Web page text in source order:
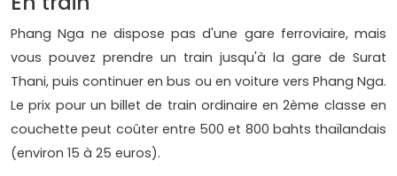
Phang Nga ne dispose pas d'une gare ferroviaire, mais
vous pouvez prendre un train jusqu'à la gare de Surat
Thani, puis continuer en bus ou en voiture vers Phang Nga.
Le prix pour un billet de train ordinaire en 2ème classe en
couchette peut coûter entre 500 et 800 bahts thaïlandais
(environ 15 à 25 euros).